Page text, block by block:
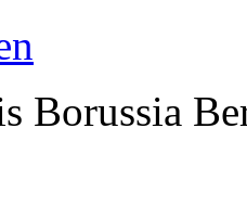
Borussia